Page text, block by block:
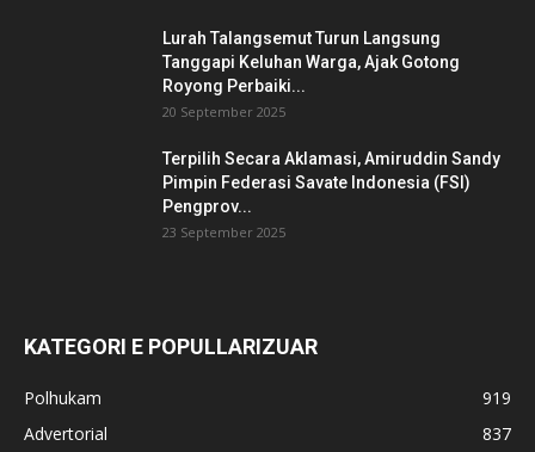
Lurah Talangsemut Turun Langsung
Tanggapi Keluhan Warga, Ajak Gotong
Royong Perbaiki...
20 September 2025
Terpilih Secara Aklamasi, Amiruddin Sandy
Pimpin Federasi Savate Indonesia (FSI)
Pengprov...
23 September 2025
KATEGORI E POPULLARIZUAR
Polhukam
919
Advertorial
837